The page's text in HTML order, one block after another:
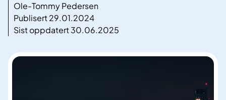
Ole-Tommy Pedersen
Publisert 29.01.2024
Sist oppdatert 30.06.2025